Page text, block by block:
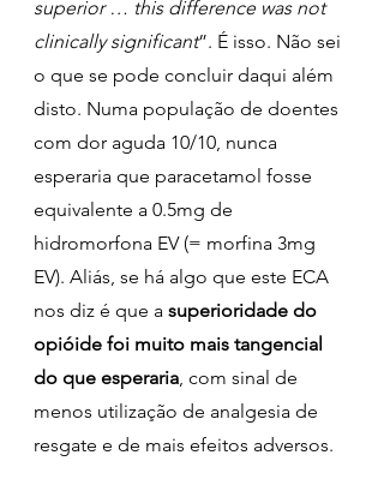
superior … this difference was not
clinically significant”. É isso. Não sei
o que se pode concluir daqui além
disto. Numa população de doentes
com dor aguda 10/10, nunca
esperaria que paracetamol fosse
equivalente a 0.5mg de
hidromorfona EV (= morfina 3mg
EV). Aliás, se há algo que este ECA
nos diz é que a superioridade do
opióide foi muito mais tangencial
do que esperaria, com sinal de
menos utilização de analgesia de
resgate e de mais efeitos adversos.